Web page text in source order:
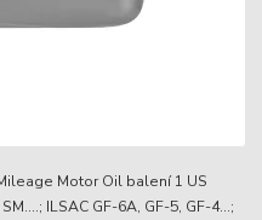
Motor Oil balení 1 US
ILSAC GF-6A, GF-5, GF-4…;